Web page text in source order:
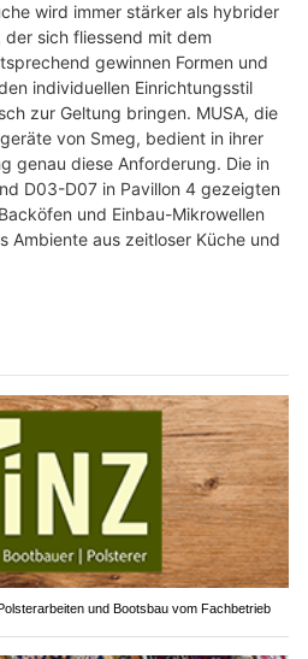
wird immer stärker als hybrider
der sich fliessend mit dem
gewinnen Formen und
individuellen Einrichtungsstil
zur Geltung bringen. MUSA, die
von Smeg, bedient in ihrer
genau diese Anforderung. Die in
D03-D07 in Pavillon 4 gezeigten
und Einbau-Mikrowellen
Ambiente aus zeitloser Küche und
und Bootsbau vom Fachbetrieb